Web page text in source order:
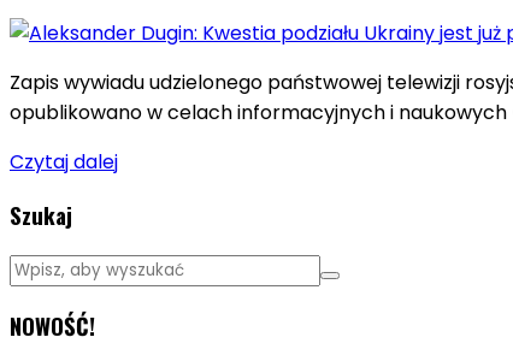
Zapis wywiadu udzielonego państwowej telewizji
opublikowano w celach informacyjnych i
Czytaj dalej
Szukaj
NOWOŚĆ!